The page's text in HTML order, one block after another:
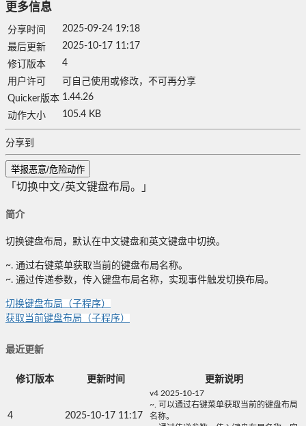
更多信息
分享时间
2025-09-24 19:18
最后更新
2025-10-17 11:17
修订版本
4
用户许可
可自己使用或修改，不可再分享
Quicker版本 1.44.26
动作大小
105.4 KB
分享到
举报恶意/危险动作
「切换中文/英文键盘布局。」
简介
切换键盘布局，默认在中文键盘和英文键盘中切换。
~. 通过右键菜单获取当前的键盘布局名称。
~. 通过传递参数，传入键盘布局名称，实现事件触发切换布局。
切换键盘布局（子程序）
获取当前键盘布局（子程序）
最近更新
修订版本 更新时间 更新说明
4 2025-10-17 11:17
v4 2025-10-17
~. 可以通过右键菜单获取当前的键盘布局
名称。